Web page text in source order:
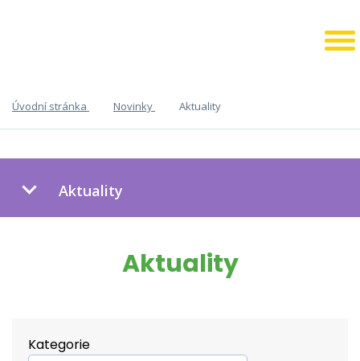
Úvodní stránka Novinky Aktuality
Aktuality
Kategorie
Aktuality